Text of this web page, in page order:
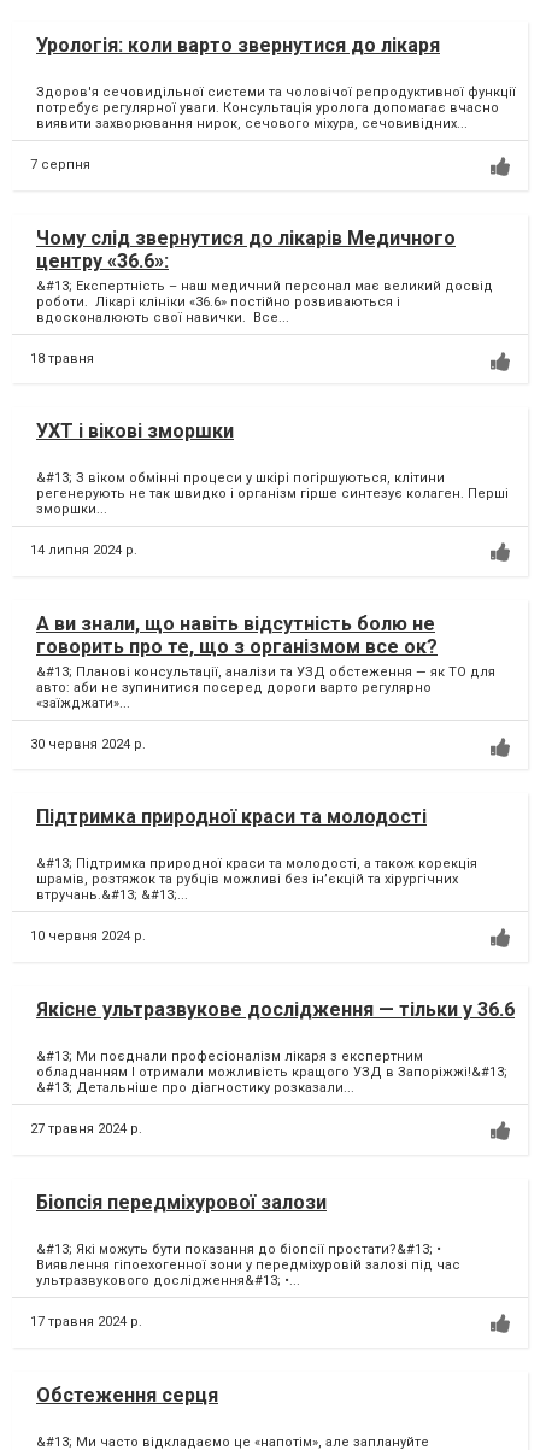
Урологія: коли варто звернутися до лікаря
Здоров'я сечовидільної системи та чоловічої репродуктивної функції
потребує регулярної уваги. Консультація уролога допомагає вчасно
виявити захворювання нирок, сечового міхура, сечовивідних...
7 серпня
Чому слід звернутися до лікарів Медичного
центру «36.6»:
&#13; Експертність – наш медичний персонал має великий досвід
роботи. Лікарі клініки «36.6» постійно розвиваються і
вдосконалюють свої навички. Все...
18 травня
УХТ і вікові зморшки
&#13; З віком обмінні процеси у шкірі погіршуються, клітини
регенерують не так швидко і організм гірше синтезує колаген. Перші
зморшки...
14 липня 2024 р.
А ви знали, що навіть відсутність болю не
говорить про те, що з організмом все ок?
&#13; Планові консультації, аналізи та УЗД обстеження — як ТО для
авто: аби не зупинитися посеред дороги варто регулярно
«заїжджати»...
30 червня 2024 р.
Підтримка природної краси та молодості
&#13; Підтримка природної краси та молодості, а також корекція
шрамів, розтяжок та рубців можливі без ін’єкцій та хірургічних
втручань.&#13; &#13;...
10 червня 2024 р.
Якісне ультразвукове дослідження — тільки у 36.6
&#13; Ми поєднали професіоналізм лікаря з експертним
обладнанням І отримали можливість кращого УЗД в Запоріжжі!&#13;
&#13; Детальніше про діагностику розказали...
27 травня 2024 р.
Біопсія передміхурової залози
&#13; Які можуть бути показання до біопсії простати?&#13; •
Виявлення гіпоехогенної зони у передміхуровій залозі під час
ультразвукового дослідження&#13; •...
17 травня 2024 р.
Обстеження серця
&#13; Ми часто відкладаємо це «напотім», але заплануйте